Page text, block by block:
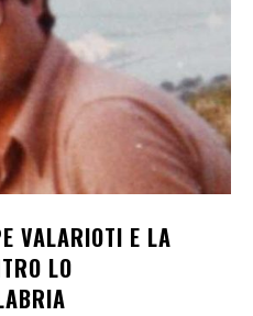
VALARIOTI E LA
LO